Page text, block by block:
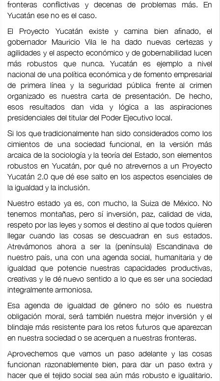
fronteras conflictivas y decenas de problemas más. En
Yucatán ese no es el caso.
El Proyecto Yucatán existe y camina bien afinado, el
gobernador Mauricio Vila le ha dado nuevas certezas y
agilidades y el aspecto económico y de gobernabilidad lucen
más robustos que nunca. Yucatán es ejemplo a nivel
nacional de una política económica y de fomento empresarial
de primera línea y la seguridad pública frente al crimen
organizado es nuestra carta de presentación. De hecho,
esos resultados dan vida y lógica a las aspiraciones
presidenciales del titular del Poder Ejecutivo local.
Si los que tradicionalmente han sido considerados como los
cimientos de una sociedad funcional, en la versión más
arcaica de la sociología y la teoría del Estado, son elementos
robustos en Yucatán, por qué no atrevernos a un Proyecto
Yucatán 2.0 que dé ese salto en los aspectos esenciales de
la igualdad y la inclusión.
Nuestro estado ya es, con mucho, la Suiza de México. No
tenemos montañas, pero sí inversión, paz, calidad de vida,
respeto por las leyes y somos el destino al que todos quieren
llegar cuando las cosas se descuadran en sus estados.
Atrevámonos ahora a ser la (península) Escandinava de
nuestro país, una con una agenda social, humanitaria y de
igualdad que potencie nuestras capacidades productivas,
creativas y le dé nuevo sentido a lo que es ser una sociedad
integralmente armoniosa.
Esa agenda de igualdad de género no sólo es nuestra
obligación moral, será también nuestra mejor inversión y el
blindaje más resistente para los retos futuros que aparezcan
en nuestra sociedad o se acerquen a nuestras fronteras.
Aprovechemos que vamos un paso adelante y las cosas
funcionan razonablemente bien, para dar un paso extra y
hacer que el tejido social sea aún más robusto e igualitario.